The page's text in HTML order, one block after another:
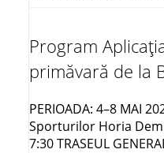
Program
primăvară de la
PERIOADA: 4–8 MAI
Sporturilor Horia
7:30 TRASEUL